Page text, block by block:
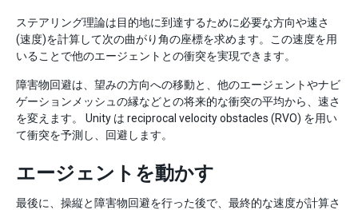
ステアリング理論は目的地に到達するために必要な方向や速さ
(速度)を計算して次の曲がり角の座標を求めます。この速度を用
いることで他のエージェントとの衝突を実現できます。
障害物回避は、望みの方向への移動と、他のエージェントやナビ
ゲーションメッシュの縁などとの将来的な衝突の平均から、速さ
を変えます。 Unity は reciprocal velocity obstacles (RVO) を用い
て衝突を予測し、回避します。
エージェントを動かす
最後に、操縦と障害物回避を行った後で、最終的な速度が計算さ